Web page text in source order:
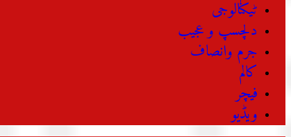
ٹیکنالوجی
دلچسپ و عجیب
جرم وانصاف
کالم
فیچر
ویڈیو